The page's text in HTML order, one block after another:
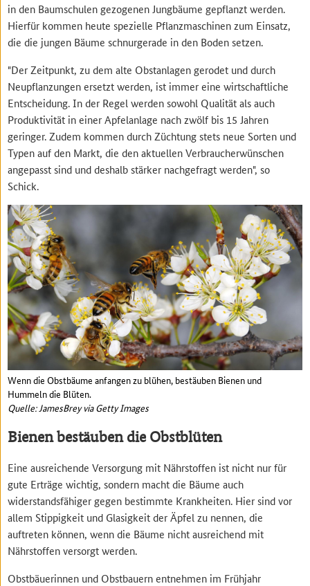
in den Baumschulen gezogenen Jungbäume gepflanzt werden.
Hierfür kommen heute spezielle Pflanzmaschinen zum Einsatz,
die die jungen Bäume schnurgerade in den Boden setzen.
"Der Zeitpunkt, zu dem alte Obstanlagen gerodet und durch
Neupflanzungen ersetzt werden, ist immer eine wirtschaftliche
Entscheidung. In der Regel werden sowohl Qualität als auch
Produktivität in einer Apfelanlage nach zwölf bis 15 Jahren
geringer. Zudem kommen durch Züchtung stets neue Sorten und
Typen auf den Markt, die den aktuellen Verbraucherwünschen
angepasst sind und deshalb stärker nachgefragt werden", so
Schick.
Wenn die Obstbäume anfangen zu blühen, bestäuben Bienen und
Hummeln die Blüten.
Quelle: JamesBrey via Getty Images
Bienen bestäuben die Obstblüten
Eine ausreichende Versorgung mit Nährstoffen ist nicht nur für
gute Erträge wichtig, sondern macht die Bäume auch
widerstandsfähiger gegen bestimmte Krankheiten. Hier sind vor
allem Stippigkeit und Glasigkeit der Äpfel zu nennen, die
auftreten können, wenn die Bäume nicht ausreichend mit
Nährstoffen versorgt werden.
Obstbäuerinnen und Obstbauern entnehmen im Frühjahr